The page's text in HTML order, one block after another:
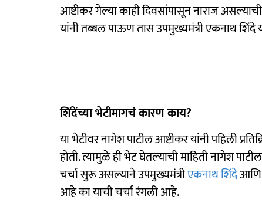
आष्टीकर गेल्या काही दिवसांपासून नाराज
यांनी तब्बल पाऊण तास उपमुख्यमंत्री एकनाथ शिंदे
शिंदेंच्या भेटीमागचं कारण काय?
या भेटीवर नागेश पाटील आष्टीकर यांनी पहिली
होती. त्यामुळे ही भेट घेतल्याची माहिती नागेश
चर्चा सुरू असल्याने उपमुख्यमंत्रीएकनाथ शिंदेआणि
आहे का याची चर्चा रंगली आहे.